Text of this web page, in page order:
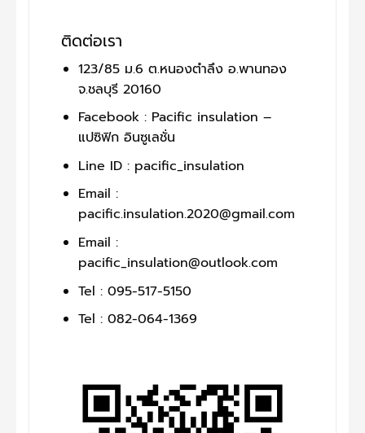
ติดต่อเรา
123/85 ม.6 ต.หนองตำลึง อ.พานทอง
จ.ชลบุรี 20160
Facebook : Pacific insulation –
แปซิฟิก อินซูเลชั่น
Line ID : pacific_insulation
Email :
pacific.insulation.2020@gmail.com
Email :
pacific_insulation@outlook.com
Tel : 095-517-5150
Tel : 082-064-1369